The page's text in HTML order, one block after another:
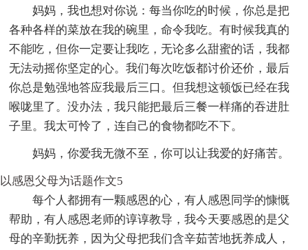
妈妈，我也想对你说：每当你吃的时候，你总是把
各种各样的菜放在我的碗里，命令我吃。有时候我真的
不能吃，但你一定要让我吃，无论多么甜蜜的话，我都
无法动摇你坚定的心。我们每次吃饭都讨价还价，最后
你总是勉强地答应我最后三口。但我想这顿饭已经在我
喉咙里了。没办法，我只能把最后三餐一样痛的吞进肚
子里。我太可怜了，连自己的食物都吃不下。
妈妈，你爱我无微不至，你可以让我爱的好痛苦。
以感恩父母为话题作文5
每个人都拥有一颗感恩的心，有人感恩同学的慷慨
帮助，有人感恩老师的谆谆教导，我今天要感恩的是父
母的辛勤抚养，因为父母把我们含辛茹苦地抚养成人，